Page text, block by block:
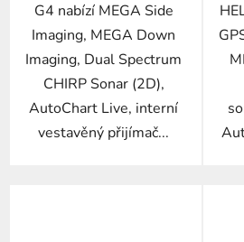
G4 nabízí MEGA Side
Imaging, MEGA Down
Imaging, Dual Spectrum
CHIRP Sonar (2D),
AutoChart Live, interní
vestavěný přijímač...